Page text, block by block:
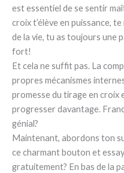
est essentiel de se sentir
croix t’élève en puissance,
de la vie, tu as toujours une
fort!
Et cela ne suffit pas. La
propres mécanismes
promesse du tirage en croix
progresser davantage.
génial?
Maintenant, abordons ton
ce charmant bouton et
gratuitement? En bas de la